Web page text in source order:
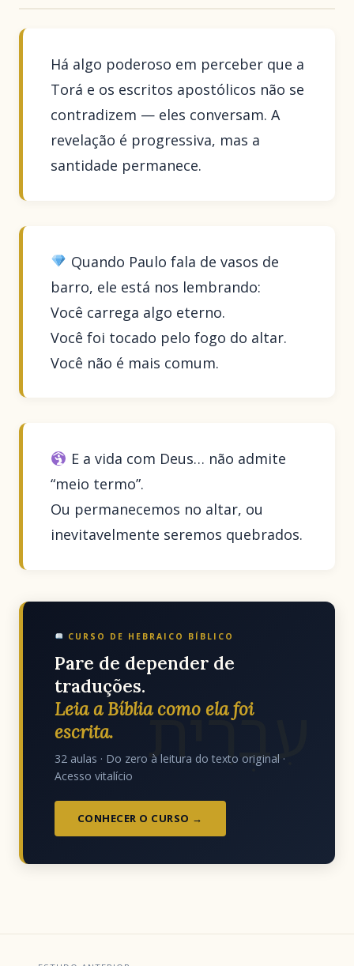
Há algo poderoso em perceber que a
Torá e os escritos apostólicos não se
contradizem — eles conversam. A
revelação é progressiva, mas a
santidade permanece.
Quando Paulo fala de vasos de
barro, ele está nos lembrando:
Você carrega algo eterno.
Você foi tocado pelo fogo do altar.
Você não é mais comum.
E a vida com Deus… não admite
“meio termo”.
Ou permanecemos no altar, ou
inevitavelmente seremos quebrados.
עִבְרִית
CURSO DE HEBRAICO BÍBLICO
Pare de depender de
traduções.
Leia a Bíblia como ela foi
escrita.
32 aulas · Do zero à leitura do texto original ·
Acesso vitalício
CONHECER O CURSO →